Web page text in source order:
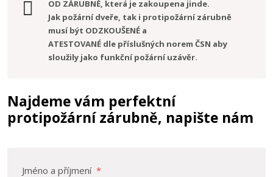
OD ZÁRUBNĚ, která je zakoupena jinde.
Jak požární dveře, tak i protipožární zárubně
musí být ODZKOUŠENÉ a
ATESTOVANÉ dle příslušných norem ČSN aby
sloužily jako funkční požární uzávěr.
Najdeme vám perfektní
protipožární zárubně, napište nám
Jméno a příjmení *